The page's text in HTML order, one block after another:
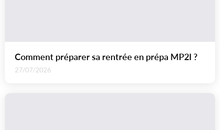
Comment préparer sa rentrée en prépa MP2I ?
27/07/2026